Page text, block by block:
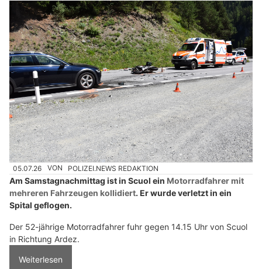
05.07.26 VON POLIZEI.NEWS REDAKTION
Am Samstagnachmittag ist in Scuol ein Motorradfahrer mit
mehreren Fahrzeugen kollidiert. Er wurde verletzt in ein
Spital geflogen.
Der 52-jährige Motorradfahrer fuhr gegen 14.15 Uhr von Scuol
in Richtung Ardez.
Weiterlesen